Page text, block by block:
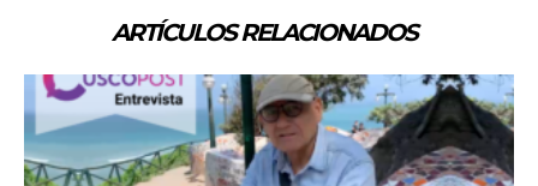
ARTÍCULOS RELACIONADOS